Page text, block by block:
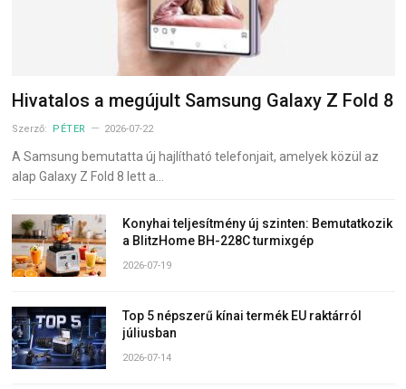
Hivatalos a megújult Samsung Galaxy Z Fold 8
Szerző: PÉTER 2026-07-22
A Samsung bemutatta új hajlítható telefonjait, amelyek közül az
alap Galaxy Z Fold 8 lett a…
Konyhai teljesítmény új szinten: Bemutatkozik
a BlitzHome BH-228C turmixgép
2026-07-19
Top 5 népszerű kínai termék EU raktárról
júliusban
2026-07-14